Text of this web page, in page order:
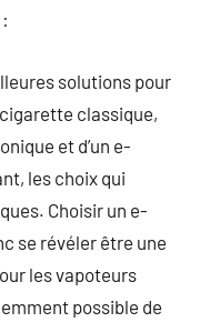
solutions pour
classique,
et d’un e-
les choix qui
Choisir un e-
se révéler être une
les vapoteurs
possible de